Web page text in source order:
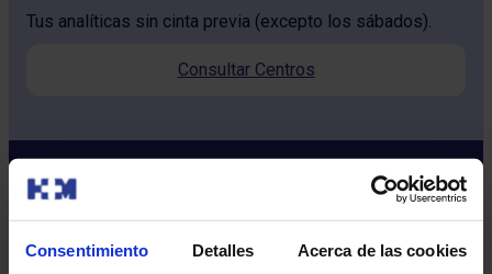
Consentimiento Detalles Acerca de las cookies
Tus analíticas sin cinta previa (excepto los sábados).
Consultar Centros